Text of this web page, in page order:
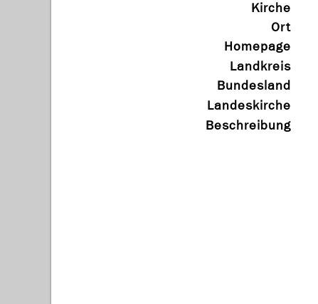
Kirche
Ort
Homepage
Landkreis
Bundesland
Landeskirche
Beschreibung